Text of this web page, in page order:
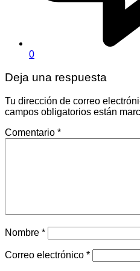
0
Deja una respuesta
Tu dirección de correo
campos obligatorios están
Comentario *
Nombre *
Correo electrónico *